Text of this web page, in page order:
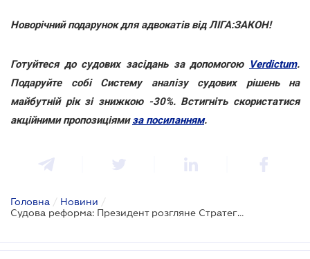
Новорічний подарунок для адвокатів від ЛІГА:ЗАКОН!
Готуйтеся до судових засідань за допомогою Verdictum.
Подаруйте собі Систему аналізу судових рішень на
майбутній рік зі знижкою -30%. Встигніть скористатися
акційними пропозиціямиза посиланням.
Головна / Новини /
Судова реформа: Президент розгляне Стратегію на найближчі п'ять років